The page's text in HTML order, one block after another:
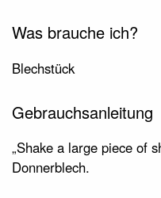
Was brauche ich?
Blechstück
Gebrauchsanleitung
„Shake a large piece of
Donnerblech.